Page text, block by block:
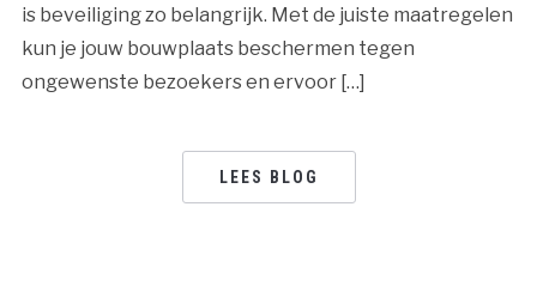
is beveiliging zo belangrijk. Met de juiste maatregelen
kun je jouw bouwplaats beschermen tegen
ongewenste bezoekers en ervoor […]
LEES BLOG